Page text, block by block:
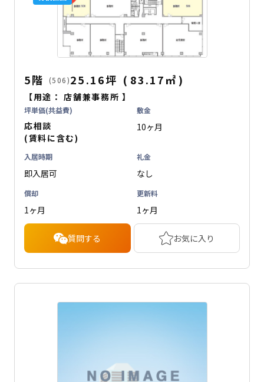
5階 (506)25.16坪 ( 83.17㎡ )
【用途：店舗兼事務所 】
坪単価(共益費)
応相談
(賃料に含む)
敷金
10ヶ月
入居時期
即入居可
礼金
なし
償却
1ヶ月
更新料
1ヶ月
質問する お気に入り